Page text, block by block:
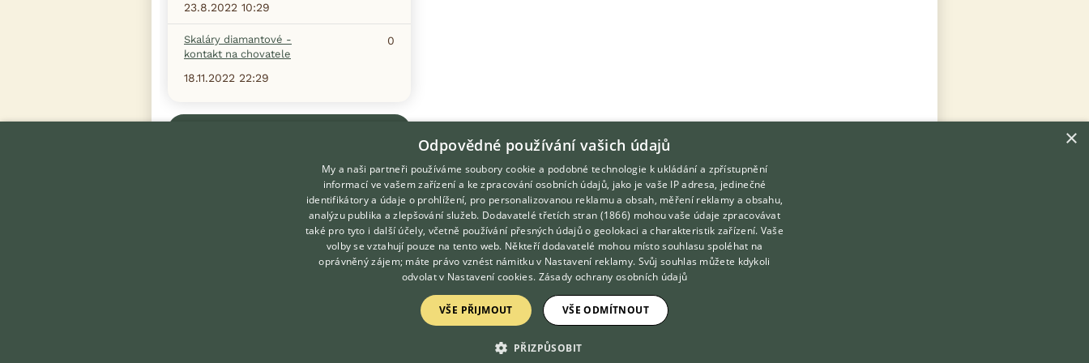
23.8.2022 10:29
Skaláry diamantové -
kontakt na chovatele
0
18.11.2022 22:29
KONTAKT DO REDAKCE
DOMOVSKÁ STRÁNKA
INZERCE
DISKUSE
O nás
Kontakt
Možnosti zvýraznění inzerátů
Zpracování osobních údajů
×
Odpovědné používání vašich údajů
My a naši partneři používáme soubory cookie a podobné technologie k ukládání a zpřístupnění
informací ve vašem zařízení a ke zpracování osobních údajů, jako je vaše IP adresa, jedinečné
identifikátory a údaje o prohlížení, pro personalizovanou reklamu a obsah, měření reklamy a obsahu,
analýzu publika a zlepšování služeb. Dodavatelé třetích stran (1866) mohou vaše údaje zpracovávat
také pro tyto i další účely, včetně používání přesných údajů o geolokaci a charakteristik zařízení. Vaše
volby se vztahují pouze na tento web. Někteří dodavatelé mohou místo souhlasu spoléhat na
oprávněný zájem; máte právo vznést námitku v Nastavení reklamy. Svůj souhlas můžete kdykoli
odvolat v Nastavení cookies. Zásady ochrany osobních údajů
VŠE PŘIJMOUT VŠE ODMÍTNOUT
PŘIZPŮSOBIT